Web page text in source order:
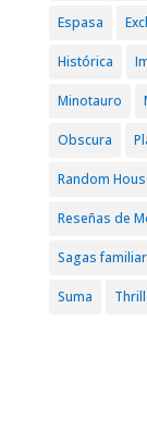
Espasa
Histórica
Minotauro
Obscura
Random
Reseñas de
Sagas
Suma